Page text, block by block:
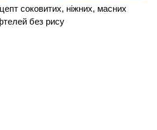
соковитих, ніжних, масних
без рису